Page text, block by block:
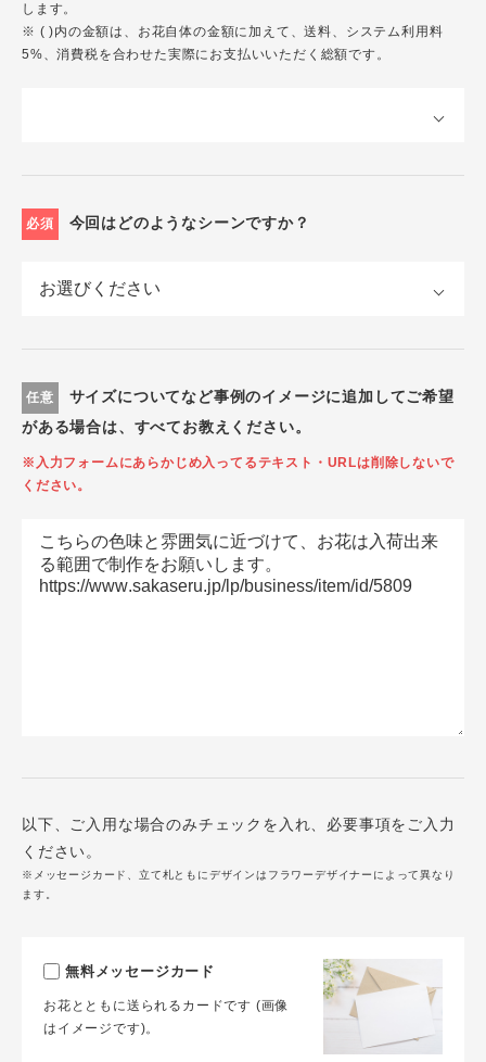
します。
※ ( )内の金額は、お花自体の金額に加えて、送料、システム利用料
5%、消費税を合わせた実際にお支払いいただく総額です。
必須 今回はどのようなシーンですか？
任意
サイズについてなど事例のイメージに追加してご希望
がある場合は、すべてお教えください。
※入力フォームにあらかじめ入ってるテキスト・URLは削除しないで
ください。
以下、ご入用な場合のみチェックを入れ、必要事項をご入力
ください。
※メッセージカード、立て札ともにデザインはフラワーデザイナーによって異なり
ます。
無料メッセージカード
お花とともに送られるカードです (画像
はイメージです)。